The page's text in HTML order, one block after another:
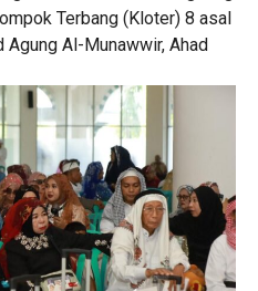
Terbang (Kloter) 8 asal
Al-Munawwir, Ahad